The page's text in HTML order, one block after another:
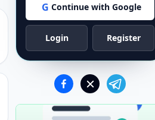
G Continue with Google
Login Register